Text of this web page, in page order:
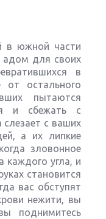
в южной части
адом для своих
в
от остального
пытаются
и сбежать с
слезает с ваших
а их липкие
зловонное
каждого угла, и
становится
вас обступят
нежити, вы
поднимитесь